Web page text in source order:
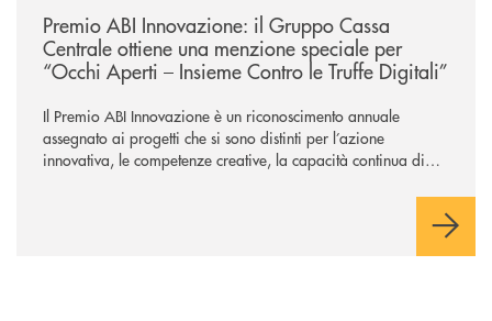
Premio ABI Innovazione: il Gruppo Cassa
Centrale ottiene una menzione speciale per
“Occhi Aperti – Insieme Contro le Truffe Digitali”
Il Premio ABI Innovazione è un riconoscimento annuale
assegnato ai progetti che si sono distinti per l’azione
innovativa, le competenze creative, la capacità continua di
operazioni e rispondere alla crescente velocità e complessità